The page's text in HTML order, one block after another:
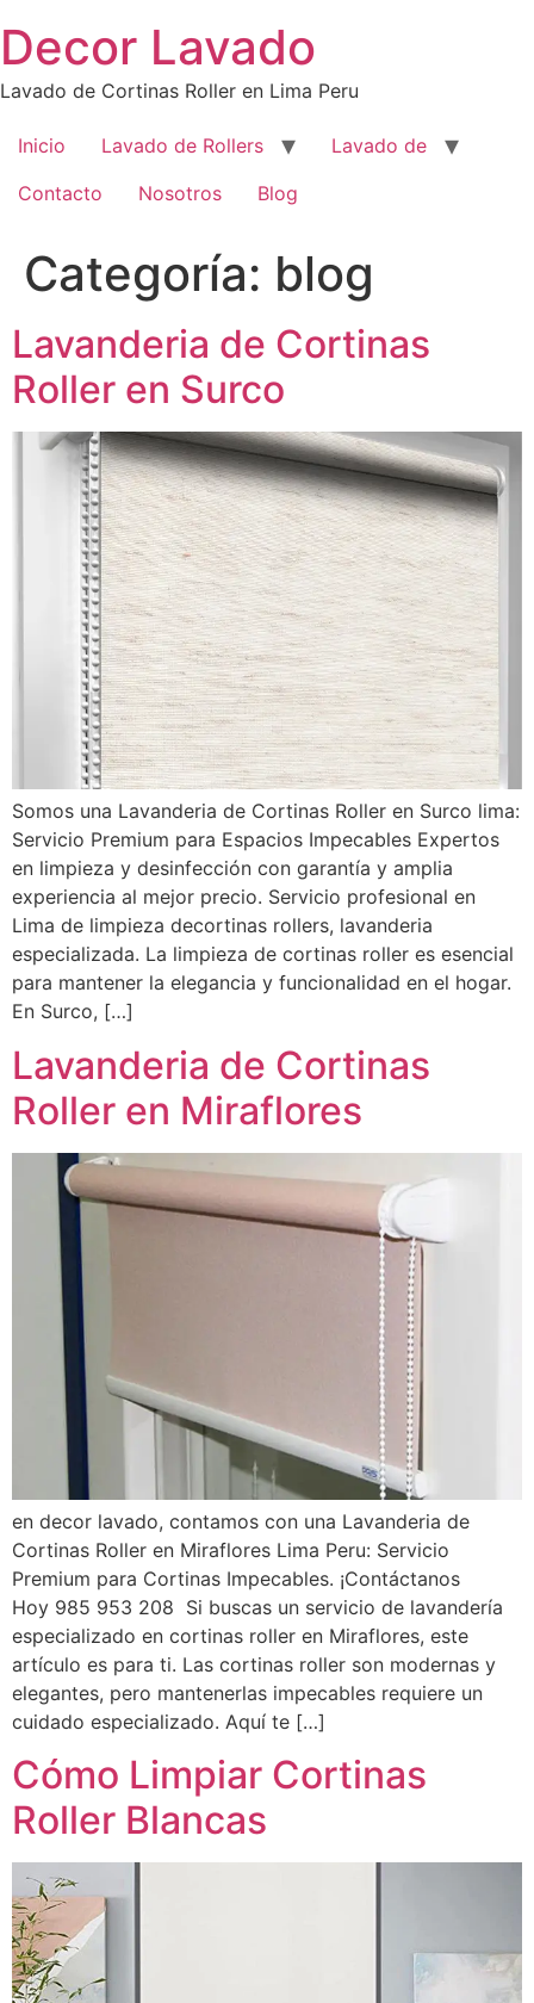
al
contenido
Decor Lavado
Lavado de Cortinas Roller en Lima Peru
Inicio Lavado de Rollers
Lavado de
Contacto
Nosotros Blog
Categoría: blog
Lavanderia de Cortinas
Roller en Surco
Somos una Lavanderia de Cortinas Roller en Surco lima:
Servicio Premium para Espacios Impecables Expertos
en limpieza y desinfección con garantía y amplia
experiencia al mejor precio. Servicio profesional en
Lima de limpieza decortinas rollers, lavanderia
especializada. La limpieza de cortinas roller es esencial
para mantener la elegancia y funcionalidad en el hogar.
En Surco, […]
Lavanderia de Cortinas
Roller en Miraflores
en decor lavado, contamos con una Lavanderia de
Cortinas Roller en Miraflores Lima Peru: Servicio
Premium para Cortinas Impecables. ¡Contáctanos
Hoy 985 953 208 Si buscas un servicio de lavandería
especializado en cortinas roller en Miraflores, este
artículo es para ti. Las cortinas roller son modernas y
elegantes, pero mantenerlas impecables requiere un
cuidado especializado. Aquí te […]
Cómo Limpiar Cortinas
Roller Blancas